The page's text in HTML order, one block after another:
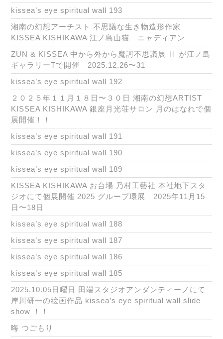
kissea’s eye spiritual wall 193
湘南の幻想アーチスト 不思議な生き物造形作家
KISSEA KISHIKAWA 江ノ島山猫 ニャディアン
ZUN & KISSEA 中から外から魔訶不思議展 Ⅱ が江ノ島
ギャラリーTで開催 2025.12.26〜31
kissea’s eye spiritual wall 192
２０２５年１１月１８日〜３０日 湘南の幻想ARTIST
KISSEA KISHIKAWA 銀座月光荘サロン 月のはなれで個
展開催！！
kissea’s eye spiritual wall 191
kissea’s eye spiritual wall 190
kissea’s eye spiritual wall 189
KISSEA KISHIKAWA お台場 乃村工藝社 本社地下スタ
ジオにて個展開催 2025 グループ環展 2025年11月15
日〜18日
kissea’s eye spiritual wall 188
kissea’s eye spiritual wall 187
kissea’s eye spiritual wall 186
kissea’s eye spiritual wall 185
2025.10.05日曜日 田端スタジオアンダンティーノにて
岸川研一の絵画作品 kissea’s eye spiritual wall slide
show ！！
晦 つごもり